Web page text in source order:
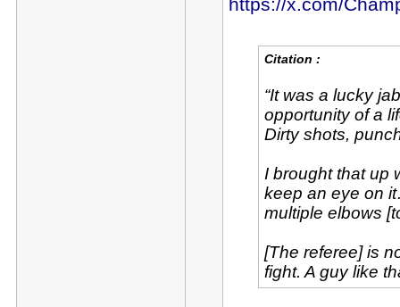
https://x.com/
Citation :
“It was a lucky
opportunity of a
Dirty shots,
I brought that up
keep an eye on
multiple elbows
[The referee] is
fight. A guy like